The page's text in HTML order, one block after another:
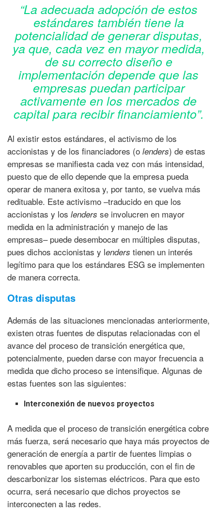
“La adecuada adopción de estos
estándares también tiene la
potencialidad de generar disputas,
ya que, cada vez en mayor medida,
de su correcto diseño e
implementación depende que las
empresas puedan participar
activamente en los mercados de
capital para recibir financiamiento”.
Al existir estos estándares, el activismo de los
accionistas y de los financiadores (o lenders) de estas
empresas se manifiesta cada vez con más intensidad,
puesto que de ello depende que la empresa pueda
operar de manera exitosa y, por tanto, se vuelva más
redituable. Este activismo –traducido en que los
accionistas y los lenders se involucren en mayor
medida en la administración y manejo de las
empresas– puede desembocar en múltiples disputas,
pues dichos accionistas y lenders tienen un interés
legítimo para que los estándares ESG se implementen
de manera correcta.
Otras disputas
Además de las situaciones mencionadas anteriormente,
existen otras fuentes de disputas relacionadas con el
avance del proceso de transición energética que,
potencialmente, pueden darse con mayor frecuencia a
medida que dicho proceso se intensifique. Algunas de
estas fuentes son las siguientes:
Interconexión de nuevos proyectos
A medida que el proceso de transición energética cobre
más fuerza, será necesario que haya más proyectos de
generación de energía a partir de fuentes limpias o
renovables que aporten su producción, con el fin de
descarbonizar los sistemas eléctricos. Para que esto
ocurra, será necesario que dichos proyectos se
interconecten a las redes.